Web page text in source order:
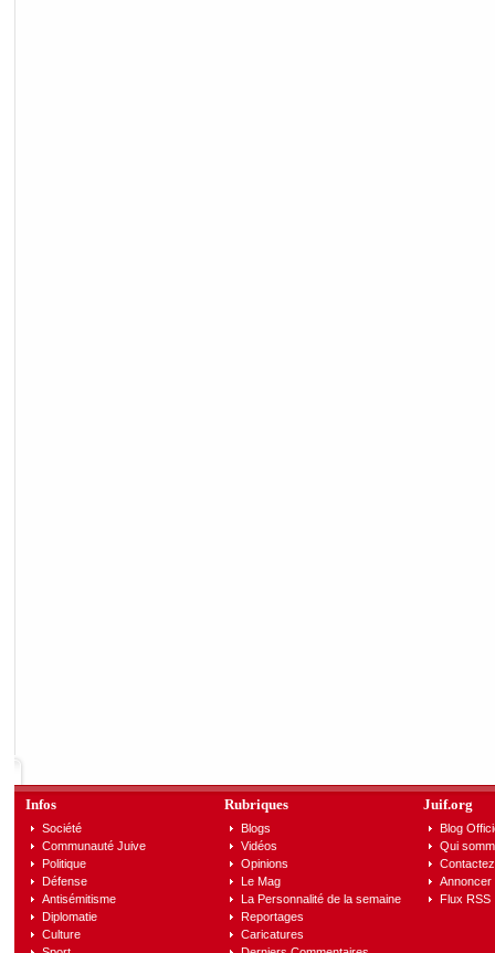
Infos
Société
Communauté Juive
Politique
Défense
Antisémitisme
Diplomatie
Culture
Rubriques
Blogs
Vidéos
Opinions
Le Mag
La Personnalité de la semaine
Reportages
Caricatures
Juif.org
Blog
Qui
Annoncer
Flux RSS